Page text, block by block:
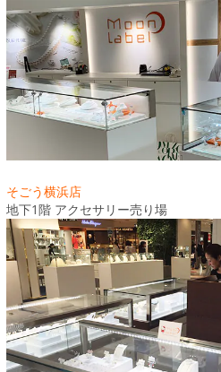
そごう横浜店
地下1階 アクセサリー売り場